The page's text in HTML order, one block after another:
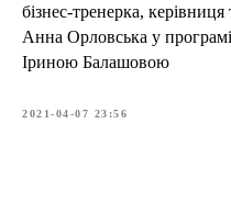
бізнес-тренерка,
Анна Орловська у
Іриною Балашовою
2021-04-07 23:56